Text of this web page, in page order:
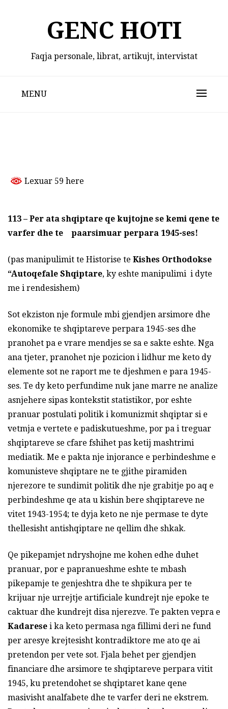
GENC HOTI
Faqja personale, librat, artikujt, intervistat
MENU
Lexuar 59 here
113 – Per ata shqiptare qe kujtojne se kemi qene te
varfer dhe te paarsimuar perpara 1945-ses!
(pas manipulimit te Historise te Kishes Orthodokse
“Autoqefale Shqiptare, ky eshte manipulimi i dyte
me i rendesishem)
Sot ekziston nje formule mbi gjendjen arsimore dhe
ekonomike te shqiptareve perpara 1945-ses dhe
pranohet pa e vrare mendjes se sa e sakte eshte. Nga
ana tjeter, pranohet nje pozicion i lidhur me keto dy
elemente sot ne raport me te djeshmen e para 1945-
ses. Te dy keto perfundime nuk jane marre ne analize
asnjehere sipas kontekstit statistikor, por eshte
pranuar postulati politik i komunizmit shqiptar si e
vetmja e vertete e padiskutueshme, por pa i treguar
shqiptareve se cfare fshihet pas ketij mashtrimi
mediatik. Me e pakta nje injorance e perbindeshme e
komunisteve shqiptare ne te gjithe piramiden
njerezore te sundimit politik dhe nje grabitje po aq e
perbindeshme qe ata u kishin bere shqiptareve ne
vitet 1943-1954; te dyja keto ne nje permase te dyte
thellesisht antishqiptare ne qellim dhe shkak.
Qe pikepamjet ndryshojne me kohen edhe duhet
pranuar, por e papranueshme eshte te mbash
pikepamje te genjeshtra dhe te shpikura per te
krijuar nje urrejtje artificiale kundrejt nje epoke te
caktuar dhe kundrejt disa njerezve. Te pakten vepra e
Kadarese i ka keto permasa nga fillimi deri ne fund
per aresye krejtesisht kontradiktore me ato qe ai
pretendon per vete sot. Fjala behet per gjendjen
financiare dhe arsimore te shqiptareve perpara vitit
1945, ku pretendohet se shqiptaret kane qene
masivisht analfabete dhe te varfer deri ne ekstrem.